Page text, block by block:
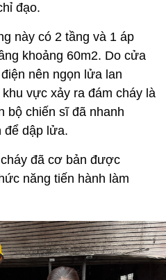
đạo.
này có 2 tầng và 1 áp
khoảng 60m2. Do cửa
nên ngọn lửa lan
vực xảy ra đám cháy là
bộ chiến sĩ đã nhanh
để dập lửa.
đã cơ bản được
năng tiến hành làm